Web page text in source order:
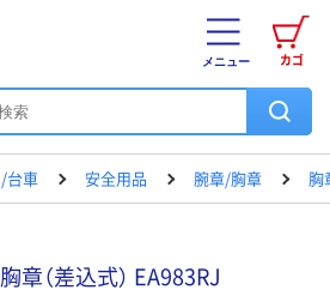
カゴ
メニュー
/台車 安全用品 腕章/胸章 胸
（差込式） EA983RJ